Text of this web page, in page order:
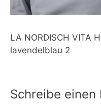
LA NORDISCH VITA
lavendelblau 2
Schreibe einen